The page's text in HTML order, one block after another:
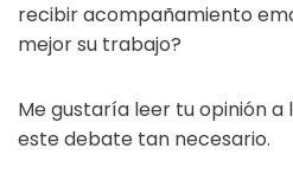
recibir acompañamiento
mejor su trabajo?
Me gustaría leer tu opinión
este debate tan necesario.